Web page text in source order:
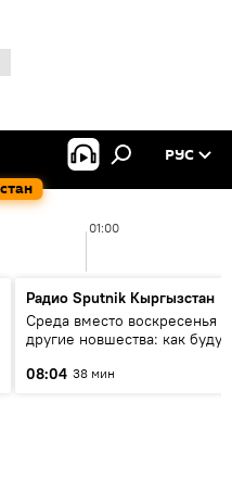
РУС
01:00
Радио Sputnik Кыргызстан
Среда вместо воскресенья и
другие новшества: как будут
08:04 38 мин